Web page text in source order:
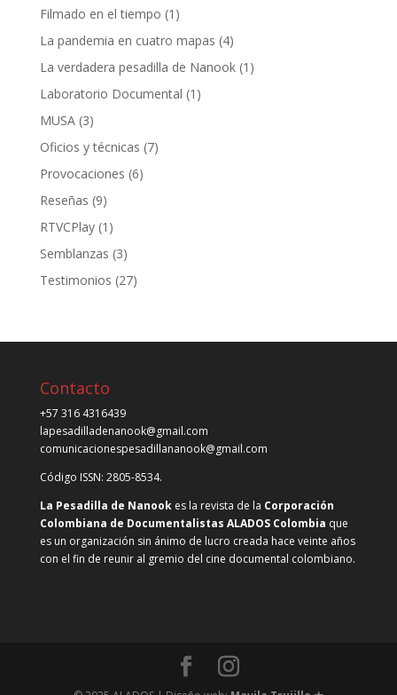
Filmado en el tiempo (1)
La pandemia en cuatro mapas (4)
La verdadera pesadilla de Nanook(1)
Laboratorio Documental (1)
MUSA(3)
Oficios y técnicas (7)
Provocaciones (6)
Reseñas (9)
RTVCPlay(1)
Semblanzas (3)
Testimonios (27)
Contacto
+57 316 4316439
lapesadilladenanook@gmail.com
comunicacionespesadillananook@gmail.com
Código ISSN: 2805-8534.
La Pesadilla de Nanookes la revista de la Corporación
Colombiana de Documentalistas ALADOS Colombia que
es un organización sin ánimo de lucro creada hace veinte años
con el fin de reunir al gremio del cine documental colombiano.